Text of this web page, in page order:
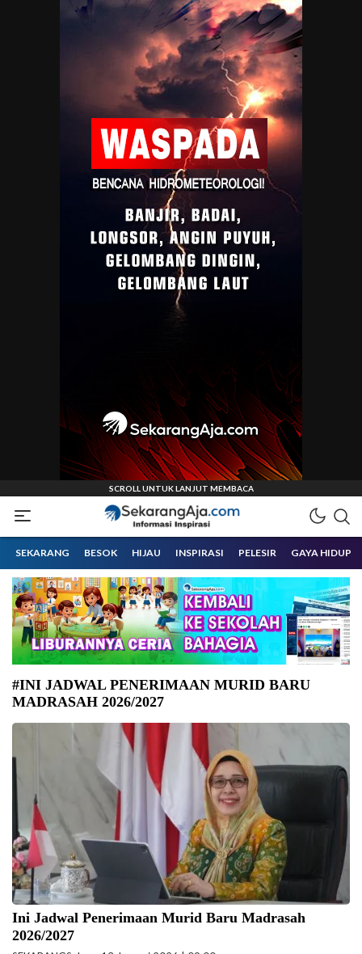
Sekarangaja
Informasi Inspirasi Malang Raya
SEKARANG BESOK HIJAU INSPIRASI PELESIR GAYA HIDUP
#INI JADWAL PENERIMAAN MURID BARU
MADRASAH 2026/2027
Direktur KSKK Madrasah Nyayu Khodijah. (foto: kemenag.go.id)
Ini Jadwal Penerimaan Murid Baru Madrasah
2026/2027